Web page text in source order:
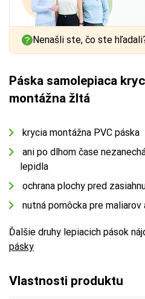
Nenašli ste, čo ste
Páska samolepiaca
montážna žltá
krycia montážna PVC páska
ani po dlhom čase
lepidla
ochrana plochy pred
nutná pomôcka pre maliarov
Ďalšie druhy lepiacich pások
pásky
Vlastnosti produktu